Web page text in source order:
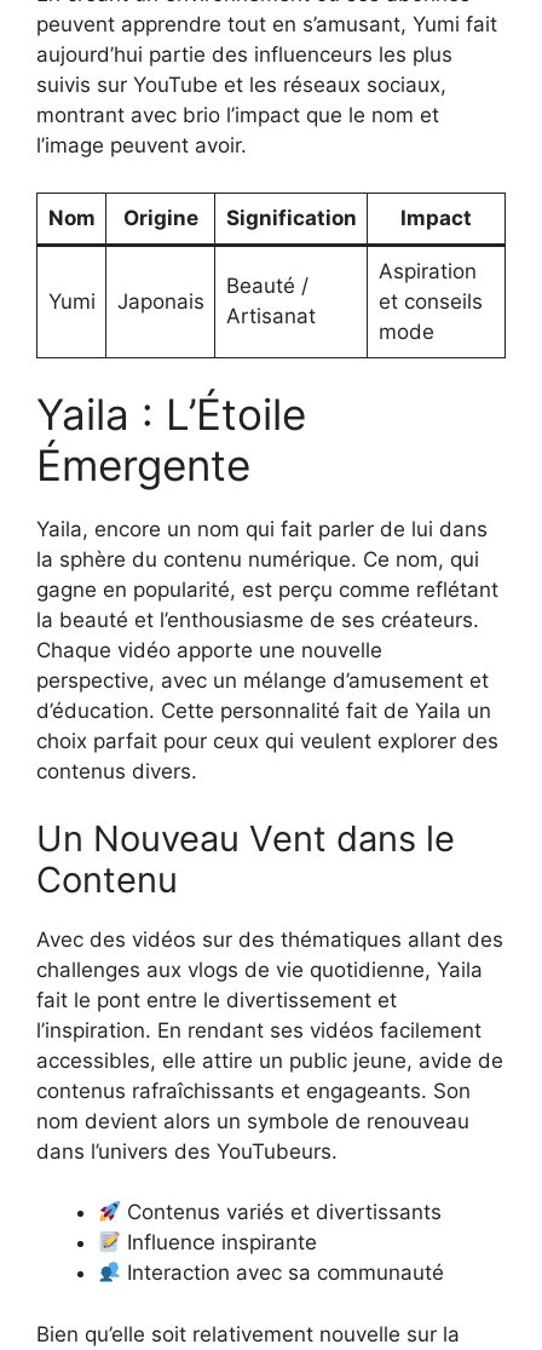
peuvent apprendre tout en s’amusant, Yumi fait
aujourd’hui partie des influenceurs les plus
suivis sur YouTube et les réseaux sociaux,
montrant avec brio l’impact que le nom et
l’image peuvent avoir.
Nom Origine Signification Impact
Yumi Japonais
Beauté /
Artisanat
Aspiration
et conseils
mode
Yaila : L’Étoile
Émergente
Yaila, encore un nom qui fait parler de lui dans
la sphère du contenu numérique. Ce nom, qui
gagne en popularité, est perçu comme reflétant
la beauté et l’enthousiasme de ses créateurs.
Chaque vidéo apporte une nouvelle
perspective, avec un mélange d’amusement et
d’éducation. Cette personnalité fait de Yaila un
choix parfait pour ceux qui veulent explorer des
contenus divers.
Un Nouveau Vent dans le
Contenu
Avec des vidéos sur des thématiques allant des
challenges aux vlogs de vie quotidienne, Yaila
fait le pont entre le divertissement et
l’inspiration. En rendant ses vidéos facilement
accessibles, elle attire un public jeune, avide de
contenus rafraîchissants et engageants. Son
nom devient alors un symbole de renouveau
dans l’univers des YouTubeurs.
Contenus variés et divertissants
Influence inspirante
Interaction avec sa communauté
Bien qu’elle soit relativement nouvelle sur la